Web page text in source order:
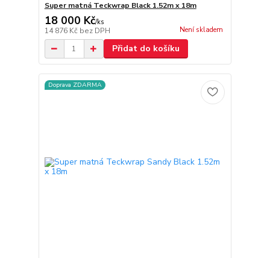
Super matná Teckwrap Black 1.52m x 18m
18 000 Kč/ks
14 876 Kč bez DPH Není skladem
Přidat do košíku
Doprava ZDARMA